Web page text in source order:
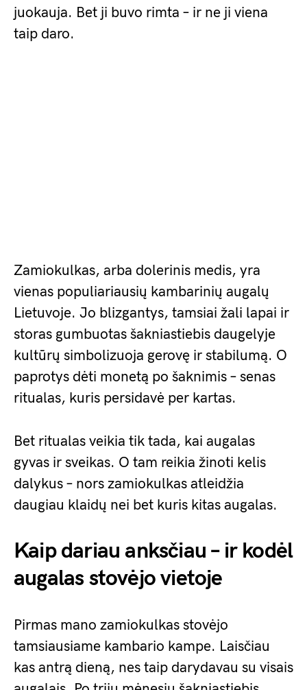
juokauja. Bet ji buvo rimta – ir ne ji viena
taip daro.
Zamiokulkas, arba dolerinis medis, yra
vienas populiariausių kambarinių augalų
Lietuvoje. Jo blizgantys, tamsiai žali lapai ir
storas gumbuotas šakniastiebis daugelyje
kultūrų simbolizuoja gerovę ir stabilumą. O
paprotys dėti monetą po šaknimis – senas
ritualas, kuris persidavė per kartas.
Bet ritualas veikia tik tada, kai augalas
gyvas ir sveikas. O tam reikia žinoti kelis
dalykus – nors zamiokulkas atleidžia
daugiau klaidų nei bet kuris kitas augalas.
Kaip dariau anksčiau – ir kodėl
augalas stovėjo vietoje
Pirmas mano zamiokulkas stovėjo
tamsiausiame kambario kampe. Laisčiau
kas antrą dieną, nes taip darydavau su visais